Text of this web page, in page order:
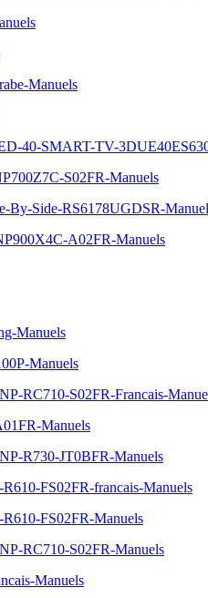
Manuels
40-SMART-TV-
S02FR-Manuels
By-Side-RS6178UGDSR-
A02FR-Manuels
Manuels
Manuels
RC710-S02FR-Francais-
Manuels
R730-JT0BFR-Manuels
FS02FR-francais-Manuels
FS02FR-Manuels
RC710-S02FR-Manuels
Manuels